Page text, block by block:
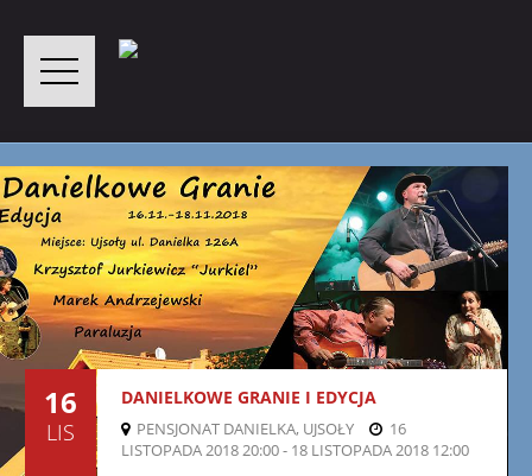
16
LIS
DANIELKOWE GRANIE I EDYCJA
PENSJONAT DANIELKA, UJSOŁY
16
LISTOPADA 2018 20:00 - 18 LISTOPADA 2018 12:00